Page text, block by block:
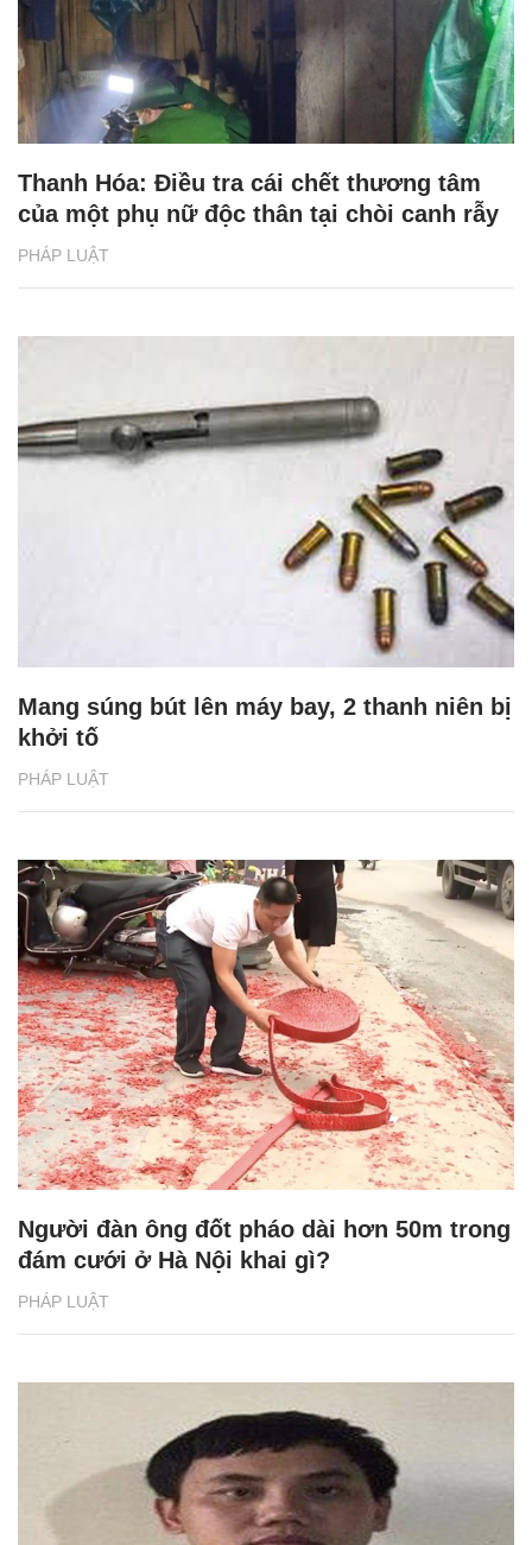
PHÁP LUẬT
Thanh Hóa: Điều tra cái chết thương tâm
của một phụ nữ độc thân tại chòi canh rẫy
PHÁP LUẬT
Mang súng bút lên máy bay, 2 thanh niên bị
khởi tố
PHÁP LUẬT
Người đàn ông đốt pháo dài hơn 50m trong
đám cưới ở Hà Nội khai gì?